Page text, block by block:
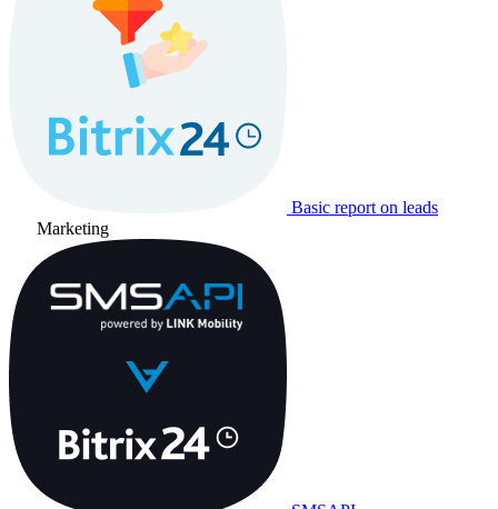
Basic report on leads
Marketing